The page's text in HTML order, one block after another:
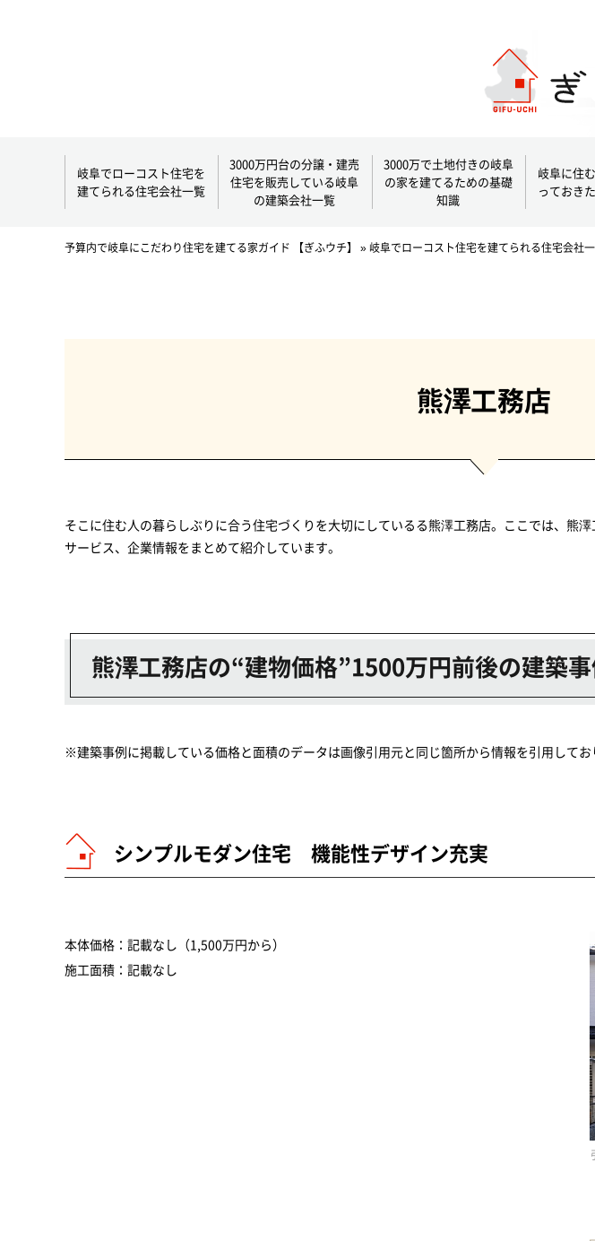
岐阜でローコスト住宅を
建てられる住宅会社一覧
3000万円台の分譲・建売
住宅を販売している岐阜
の建築会社一覧
3000万で土地付きの岐阜
の家を建てるための基礎
知識
岐阜に住
っておき
予算内で岐阜にこだわり住宅を建てる家ガイド 【ぎふウチ】 » 岐阜でローコスト住宅を建てられる住宅会社
熊澤工務店
そこに住む人の暮らしぶりに合う住宅づくりを大切にしているる熊澤工務店。ここでは、熊
サービス、企業情報をまとめて紹介しています。
熊澤工務店の“建物価格”1500万円前後の建築
※建築事例に掲載している価格と面積のデータは画像引用元と同じ箇所から情報を引用してお
シンプルモダン住宅 機能性デザイン充実
本体価格：記載なし（1,500万円から）
施工面積：記載なし